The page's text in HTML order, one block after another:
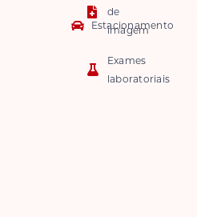
Estacionamento
de
imagem
Exames
laboratoriais